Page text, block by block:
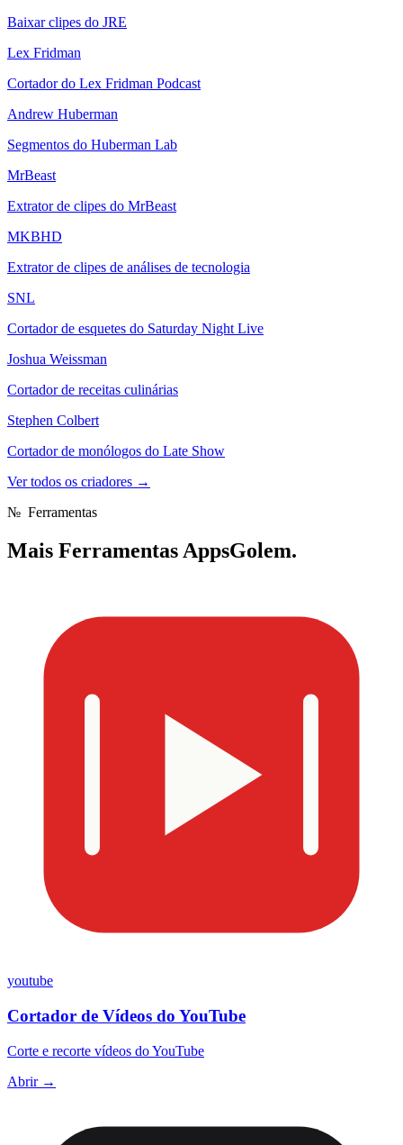
Baixar clipes do JRE
Lex Fridman
Cortador do Lex Fridman Podcast
Andrew Huberman
Segmentos do Huberman Lab
MrBeast
Extrator de clipes do MrBeast
MKBHD
Extrator de clipes de análises de tecnologia
SNL
Cortador de esquetes do Saturday Night Live
Joshua Weissman
Cortador de receitas culinárias
Stephen Colbert
Cortador de monólogos do Late Show
Ver todos os criadores →
№ Ferramentas
Mais Ferramentas AppsGolem.
youtube
Cortador de Vídeos do YouTube
Corte e recorte vídeos do YouTube
Abrir →